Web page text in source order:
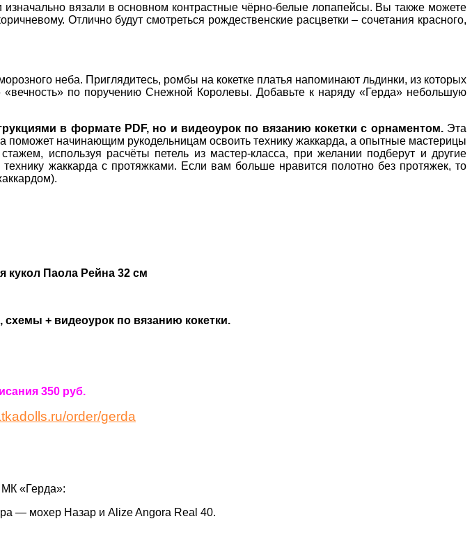
вязали в основном контрастные чёрно-белые лопапейсы. Вы также можете
Отлично будут смотреться рождественские расцветки – сочетания красного,
неба. Приглядитесь, ромбы на кокетке платья напоминают льдинки, из которых
«вечность» по поручению Снежной Королевы. Добавьте к наряду «Герда» небольшую
в формате PDF, но и видеоурок по вязанию кокетки с орнаментом.Эта
поможет начинающим рукодельницам освоить технику жаккарда, а опытные мастерицы
используя расчёты петель из мастер-класса, при желании подберут и другие
жаккарда с протяжками. Если вам больше нравится полотно без протяжек, то
кукол Паола Рейна 32 см
+ видеоурок по вязанию кокетки.
350 руб.
order/gerda
МК «Герда»:
— мохер Назар и Alize Angora Real 40.